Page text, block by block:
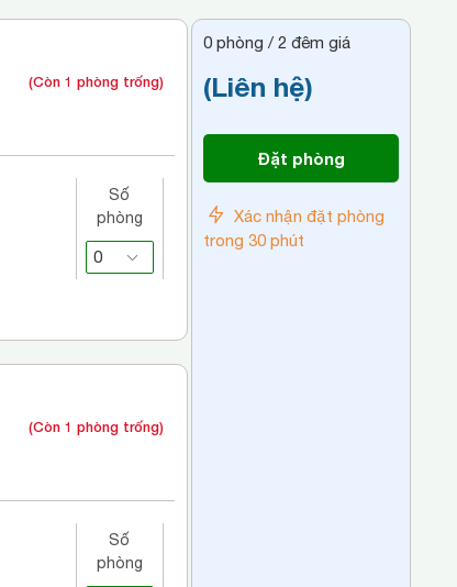
(Còn 1 phòng trống)
Số
phòng
(Còn 1 phòng trống)
Số
phòng
0 phòng / 2 đêm giá
(Liên hệ)
Đặt phòng
Xác nhận đặt phòng
trong 30 phút